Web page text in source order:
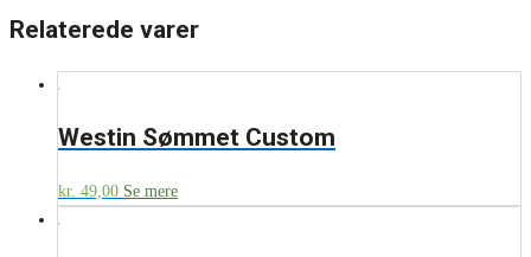
Relaterede varer
Westin Sømmet Custom
kr. 49,00 Se mere